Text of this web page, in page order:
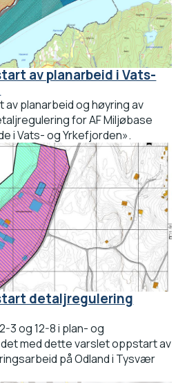
av planarbeid i Vats-
av planarbeid og høyring av
for AF Miljøbase
i Vats- og Yrkefjorden».
detaljregulering
3 og 12-8 i plan- og
med dette varslet oppstart av
på Odland i Tysvær